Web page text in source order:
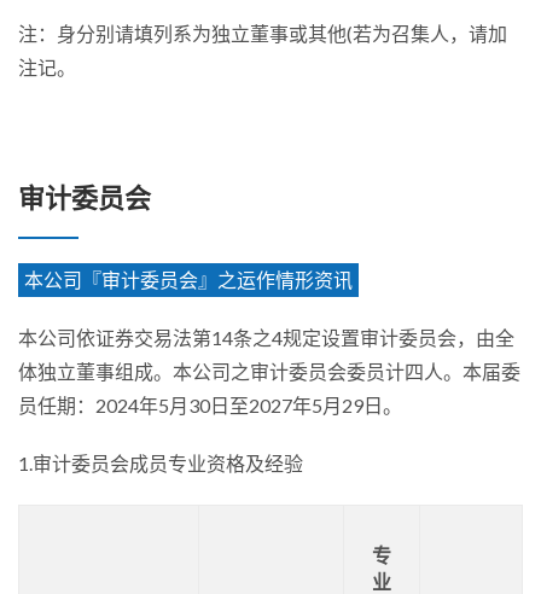
注：身分别请填列系为独立董事或其他(若为召集人，请加
注记。
审计委员会
本公司『审计委员会』之运作情形资讯
本公司依证券交易法第14条之4规定设置审计委员会，由全
体独立董事组成。本公司之审计委员会委员计四人。本届委
员任期：2024年5月30日至2027年5月29日。
1.审计委员会成员专业资格及经验
专
业